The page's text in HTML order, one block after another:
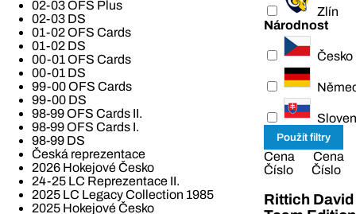
02-03 OFS Plus
02-03 DS
01-02 OFS Cards
01-02 DS
00-01 OFS Cards
00-01 DS
99-00 OFS Cards
99-00 DS
98-99 OFS Cards II.
98-99 OFS Cards I.
98-99 DS
Česká reprezentace
2026 Hokejové Česko
24-25 LC Reprezentace II.
2025 LC Legacy Collection 1985
2025 Hokejové Česko
Zlín
Národnost
Česko
Cena
Cena
Číslo
Číslo
Rittich